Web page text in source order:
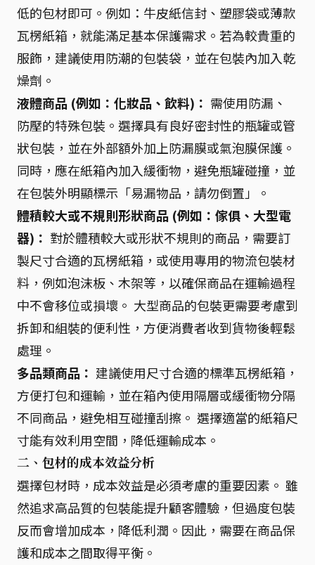
低的包材即可。例如：牛皮紙信封、塑膠袋或薄款
瓦楞紙箱，就能滿足基本保護需求。若為較貴重的
服飾，建議使用防潮的包裝袋，並在包裝內加入乾
燥劑。
液體商品 (例如：化妝品、飲料)： 需使用防漏、
防壓的特殊包裝。選擇具有良好密封性的瓶罐或管
狀包裝，並在外部額外加上防漏膜或氣泡膜保護。
同時，應在紙箱內加入緩衝物，避免瓶罐碰撞，並
在包裝外明顯標示「易漏物品，請勿倒置」。
體積較大或不規則形狀商品 (例如：傢俱、大型電
器)： 對於體積較大或形狀不規則的商品，需要訂
製尺寸合適的瓦楞紙箱，或使用專用的物流包裝材
料，例如泡沫板、木架等，以確保商品在運輸過程
中不會移位或損壞。 大型商品的包裝更需要考慮到
拆卸和組裝的便利性，方便消費者收到貨物後輕鬆
處理。
多品類商品： 建議使用尺寸合適的標準瓦楞紙箱，
方便打包和運輸，並在箱內使用隔層或緩衝物分隔
不同商品，避免相互碰撞刮擦。 選擇適當的紙箱尺
寸能有效利用空間，降低運輸成本。
二、包材的成本效益分析
選擇包材時，成本效益是必須考慮的重要因素。 雖
然追求高品質的包裝能提升顧客體驗，但過度包裝
反而會增加成本，降低利潤。因此，需要在商品保
護和成本之間取得平衡。